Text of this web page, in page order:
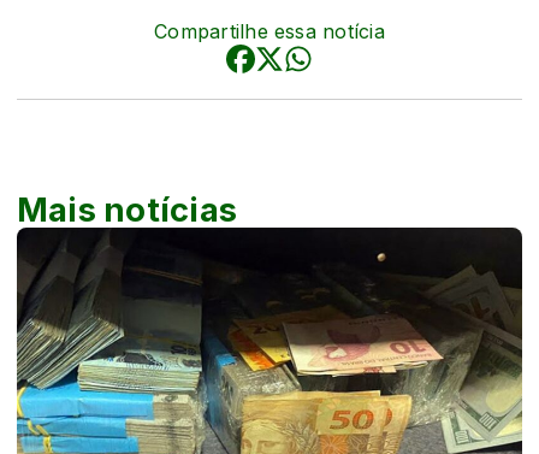
Compartilhe essa notícia
Mais notícias